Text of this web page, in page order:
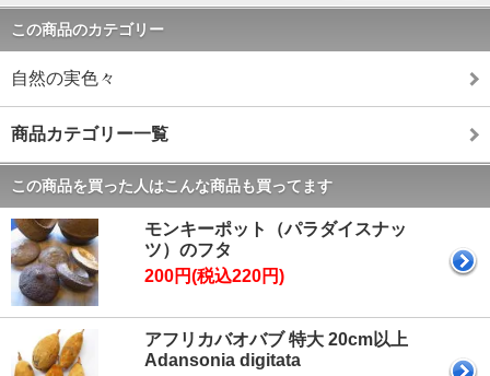
この商品のカテゴリー
自然の実色々
商品カテゴリー一覧
この商品を買った人はこんな商品も買ってます
モンキーポット（パラダイスナッ
ツ）のフタ
200円(税込220円)
アフリカバオバブ 特大 20cm以上
Adansonia digitata